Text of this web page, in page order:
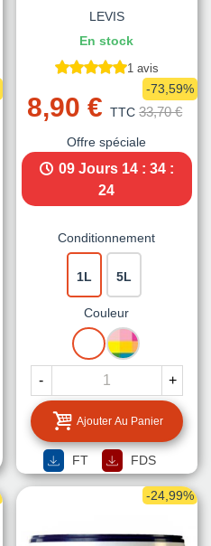
LEVIS
En stock
1 avis
8,90 € TTC 33,70 €
-73,59%
Offre spéciale
09 Jours 14 : 34 :
23
Conditionnement
1L 5L
Couleur
BLANCMISE
A
TEINTE
- +
Ajouter Au Panier
FT FDS
-24,99%